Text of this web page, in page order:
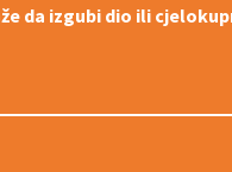
da izgubi dio ili